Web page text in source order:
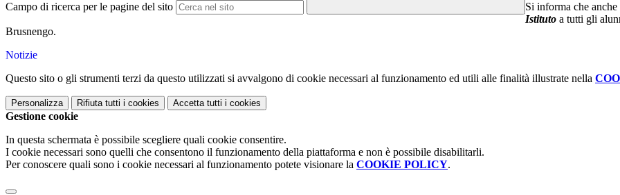
Campo di ricerca per le pagine del sito
Si informa che
Istituto a tutti gli
Brusnengo.
Notizie
Questo sito o gli strumenti terzi da questo utilizzati si avvalgono di cookie necessari al funzionamento ed utili alle finalità illustrate nella
Personalizza Rifiuta tutti i cookies Accetta tutti i cookies
Gestione cookie
In questa schermata è possibile scegliere quali cookie consentire.
I cookie necessari sono quelli che consentono il funzionamento della piattaforma e non è possibile disabilitarli.
Per conoscere quali sono i cookie necessari al funzionamento potete visionare la COOKIE POLICY.